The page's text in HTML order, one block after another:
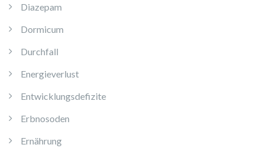
Diazepam
Dormicum
Durchfall
Energieverlust
Entwicklungsdefizite
Erbnosoden
Ernährung